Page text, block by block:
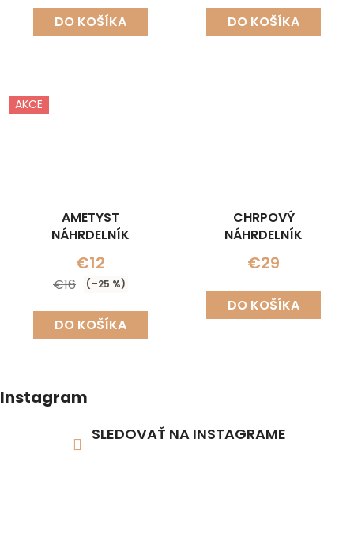
DO KOŠÍKA DO KOŠÍKA
AKCE
AMETYST
NÁHRDELNÍK
€12
€16 (–25 %)
DO KOŠÍKA
CHRPOVÝ
NÁHRDELNÍK
€29
DO KOŠÍKA
Instagram
SLEDOVAŤ NA INSTAGRAME